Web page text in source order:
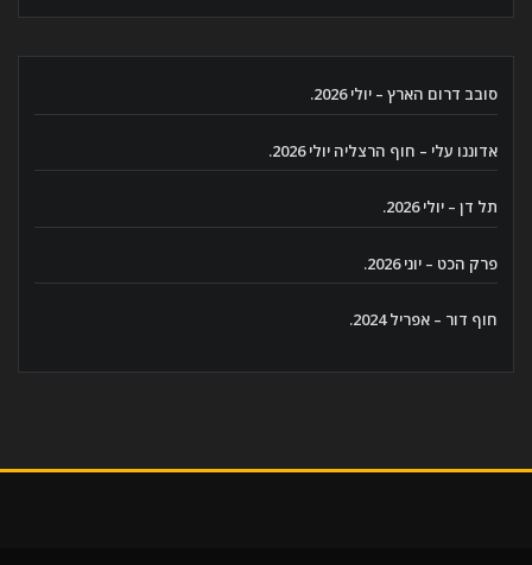
סובב דרום הארץ – יולי 2026.
אדוננו עלי – חוף הרצליה יולי 2026.
תל דן – יולי 2026.
פרק הכט – יוני 2026.
חוף דור – אפריל 2024.